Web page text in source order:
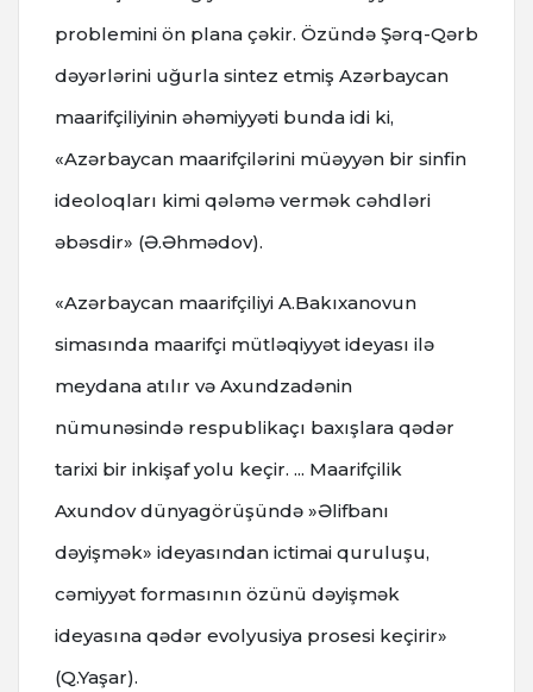
problemini ön plana çəkir. Özündə Şərq-Qərb
dəyərlərini uğurla sintez etmiş Azərbaycan
maarifçiliyinin əhəmiyyəti bunda idi ki,
«Azərbaycan maarifçilərini müəyyən bir sinfin
ideoloqları kimi qələmə vermək cəhdləri
əbəsdir» (Ə.Əhmədov).
«Azərbaycan maarifçiliyi A.Bakıxanovun
simasında maarifçi mütləqiyyət ideyası ilə
meydana atılır və Axundzadənin
nümunəsində respublikaçı baxışlara qədər
tarixi bir inkişaf yolu keçir. ... Maarifçilik
Axundov dünyagörüşündə »Əlifbanı
dəyişmək» ideyasından ictimai quruluşu,
cəmiyyət formasının özünü dəyişmək
ideyasına qədər evolyusiya prosesi keçirir»
(Q.Yaşar).